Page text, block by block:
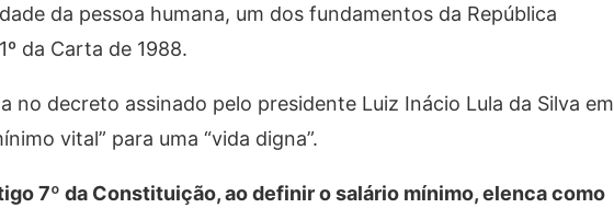
da pessoa humana, um dos fundamentos da República
da Carta de 1988.
no decreto assinado pelo presidente Luiz Inácio Lula da Silva em
vital” para uma “vida digna”.
7º da Constituição, ao definir o salário mínimo, elenca como